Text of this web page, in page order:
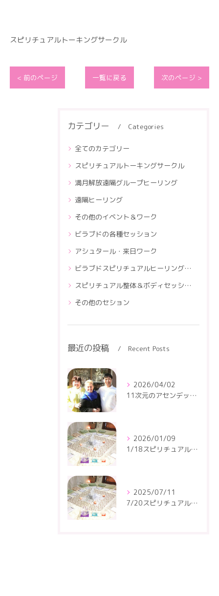
スピリチュアルトーキングサークル
< 前のページ 一覧に戻る 次のページ >
カテゴリー Categories
全てのカテゴリー
スピリチュアルトーキングサークル
満月解放遠隔グループヒーリング
遠隔ヒーリング
その他のイベント＆ワーク
ビラブドの各種セッション
アシュタール・来日ワーク
ビラブドスピリチュアルヒーリングスクール
スピリチュアル整体＆ボディセッションスクール
その他のセション
最近の投稿 Recent Posts
2026/04/02
11次元のアセンデッドマスター・アシュタールの4月のセッションです
2026/01/09
1/18スピリチュアルトーキングサークルが開催されます
2025/07/11
7/20スピリチュアルトーキングサークルが開催されます